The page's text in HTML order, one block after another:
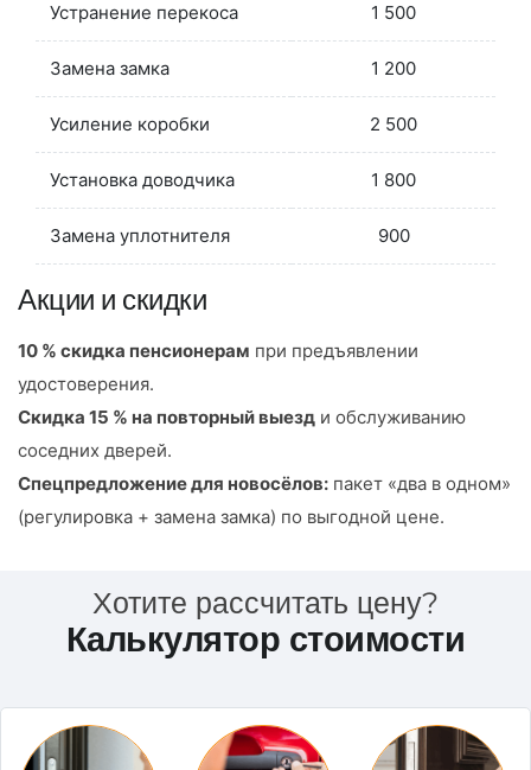
Устранение перекоса 1 500
Замена замка 1 200
Усиление коробки 2 500
Установка доводчика 1 800
Замена уплотнителя 900
Акции и скидки
10 % скидка пенсионерам при предъявлении
удостоверения.
Скидка 15 % на повторный выезд и обслуживанию
соседних дверей.
Спецпредложение для новосёлов: пакет «два в одном»
(регулировка + замена замка) по выгодной цене.
Хотите рассчитать цену?
Калькулятор стоимости